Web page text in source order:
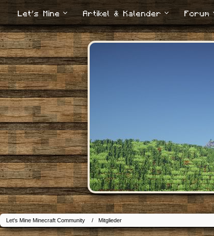
Let's Mine Artikel & Kalender Forum
Let's Mine Minecraft Community Mitglieder